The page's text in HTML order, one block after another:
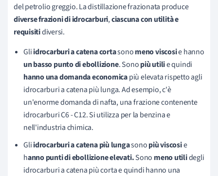
del petrolio greggio. La distillazione frazionata produce
diverse frazioni di idrocarburi,ciascuna con utilità e
requisitidiversi.
Gliidrocarburi a catena cortasonomeno viscosie hanno
un basso punto di ebollizione. Sonopiù utilie quindi
hanno una domanda economicapiù elevata rispetto agli
idrocarburi a catena più lunga. Ad esempio, c'è
un'enorme domanda di nafta, una frazione contenente
idrocarburi C6 - C12. Si utilizza per la benzina e
nell'industria chimica.
Gliidrocarburi a catena più lungasonopiù viscosie
hanno punti di ebollizione elevati.Sono meno utilidegli
idrocarburi a catena più corta e quindi hanno una